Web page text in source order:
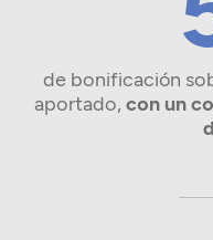
de bonificación
aportado, con un